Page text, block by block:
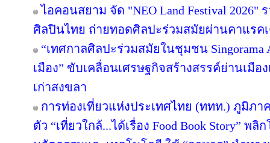
ไอคอนสยาม จัด "NEO Land Festival 2026"
ศิลปินไทย ถ่ายทอดศิลปะร่วมสมัยผ่านคาแรค
“เทศกาลศิลปะร่วมสมัยในชุมชน Singorama
เมือง” ขับเคลื่อนเศรษฐกิจสร้างสรรค์ย่านเมือ
เก่าสงขลา
การท่องเที่ยวแห่งประเทศไทย (ททท.) ภูมิภ
ตัว “เที่ยวใกล้...ได้เรื่อง Food Book Story” พ